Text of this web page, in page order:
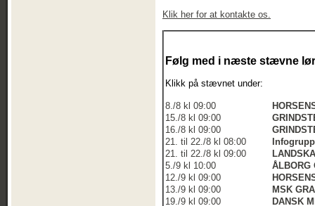
Klik her for at kontakte os.
Følg med i næste stævne
Klikk på stævnet under:
8./8 kl 09:00
15./8 kl 09:00
16./8 kl 09:00
21. til 22./8 kl 08:00
21. til 22./8 kl 09:00
5./9 kl 10:00
ÅLBORG
12./9 kl 09:00
13./9 kl 09:00
MSK
19./9 kl 09:00
DANSK